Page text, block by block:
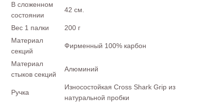
В сложенном
состоянии
42 см.
Вес 1 палки
200 г
Материал
секций
Фирменный 100% карбон
Материал
стыков секций
Алюминий
Ручка
Износостойкая Cross Shark Grip из
натуральной пробки